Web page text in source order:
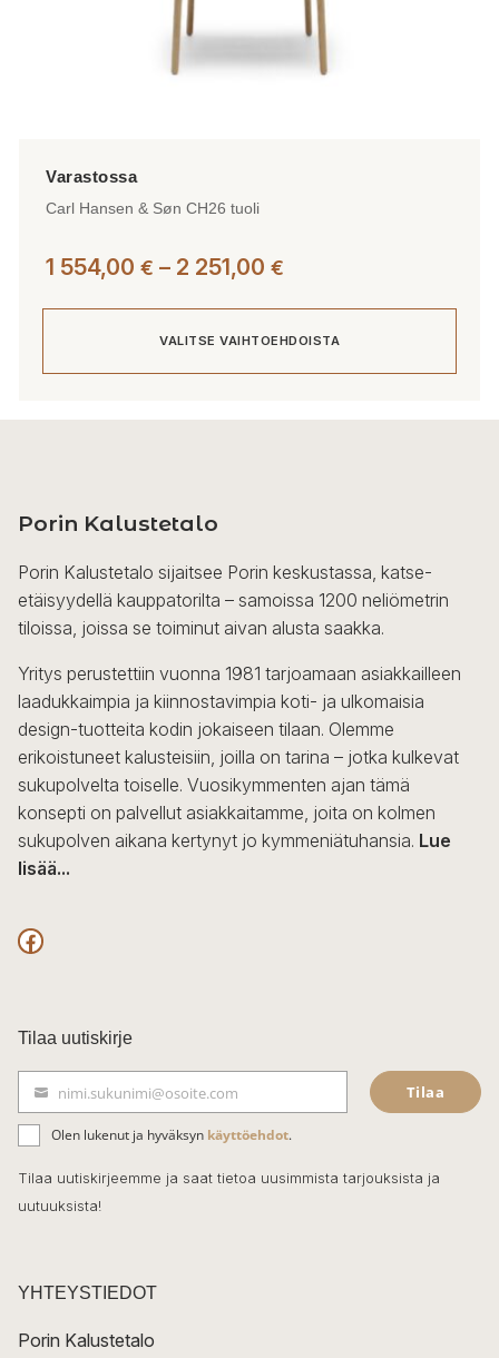
Carl Hansen & Søn CH26 tuoli
1 554,00 € – 2 251,00 €
-
2
VALITSE VAIHTOEHDOISTA
muunnelma.
tehdä
valinnat
tuotteen
sivulla.
Porin Kalustetalo
Porin Kalustetalo sijaitsee Porin keskustassa, katse-
etäisyydellä kauppatorilta – samoissa 1200 neliömetrin
tiloissa, joissa se toiminut aivan alusta saakka.
Yritys perustettiin vuonna 1981 tarjoamaan asiakkailleen
laadukkaimpia ja kiinnostavimpia koti- ja ulkomaisia
design-tuotteita kodin jokaiseen tilaan. Olemme
erikoistuneet kalusteisiin, joilla on tarina – jotka kulkevat
sukupolvelta toiselle. Vuosikymmenten ajan tämä
konsepti on palvellut asiakkaitamme, joita on kolmen
sukupolven aikana kertynyt jo kymmeniätuhansia. Lue
lisää...
F
c
e
b
o
o
k
Tilaa uutiskirje
ä
h
k
t
nimi.sukunimi@osoite.com Tilaa
Olen lukenut ja hyväksyn käyttöehdot.
Tilaa uutiskirjeemme ja saat tietoa uusimmista tarjouksista ja
uutuuksista!
YHTEYSTIEDOT
Porin Kalustetalo